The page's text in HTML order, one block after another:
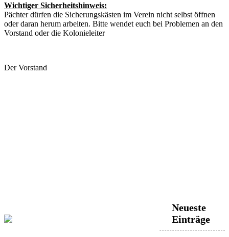
Wichtiger Sicherheitshinweis:
Pächter dürfen die Sicherungskästen im Verein nicht selbst öffnen
oder daran herum arbeiten. Bitte wendet euch bei Problemen an den
Vorstand oder die Kolonieleiter
Der Vorstand
Neueste
Einträge